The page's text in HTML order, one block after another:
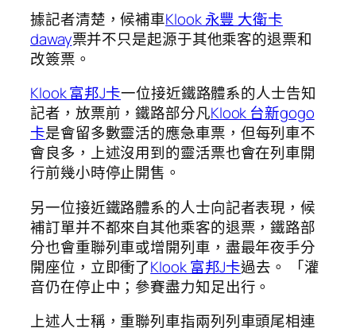
據記者清楚，候補車Klook 永豐 大衛卡
daway票并不只是起源于其他乘客的退票和
改簽票。
Klook 富邦J卡一位接近鐵路體系的人士告知
記者，放票前，鐵路部分凡Klook 台新gogo
卡是會留多數靈活的應急車票，但每列車不
會良多，上述沒用到的靈活票也會在列車開
行前幾小時停止開售。
另一位接近鐵路體系的人士向記者表現，候
補訂單并不都來自其他乘客的退票，鐵路部
分也會重聯列車或增開列車，盡最年夜手分
開座位，立即衝了Klook 富邦J卡過去。 「灌
音仍在停止中；參賽盡力知足出行。
上述人士稱，重聯列車指兩列列車頭尾相連